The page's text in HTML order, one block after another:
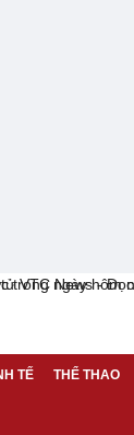
TẾ THỂ THAO